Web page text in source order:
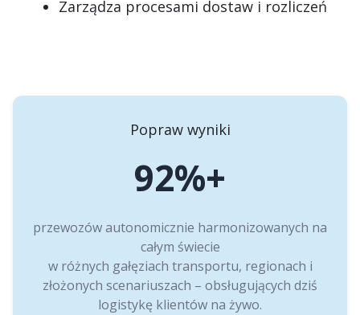
Zarządza procesami dostaw i rozliczeń
Popraw wyniki
92%+
przewozów autonomicznie harmonizowanych na
całym świecie
w różnych gałęziach transportu, regionach i
złożonych scenariuszach – obsługujących dziś
logistykę klientów na żywo.